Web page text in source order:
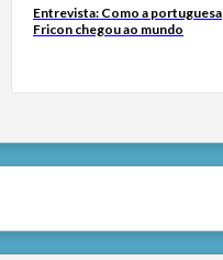
Entrevista: Como a portuguesa
Fricon chegou ao mundo